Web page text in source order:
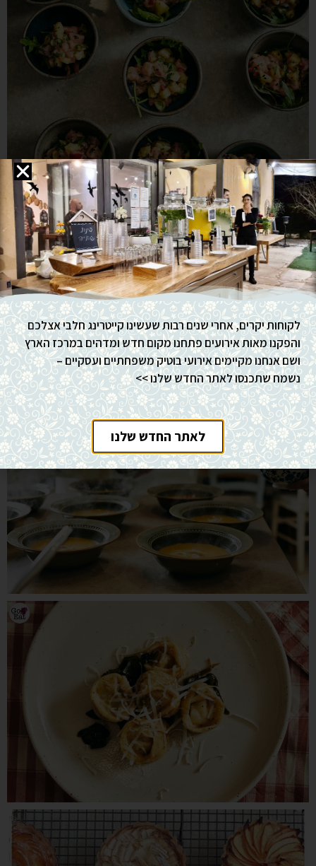
לקוחות יקרים, אחרי שנים רבות שעשינו קייטרינג חלבי אצלכם
והפקנו מאות אירועים פתחנו מקום חדש ומדהים במרכז הארץ
ושם אנחנו מקיימים אירועי בוטיק משפחתיים ועסקיים –
נשמח שתכנסו לאתר החדש שלנו >>
לאתר החדש שלנו